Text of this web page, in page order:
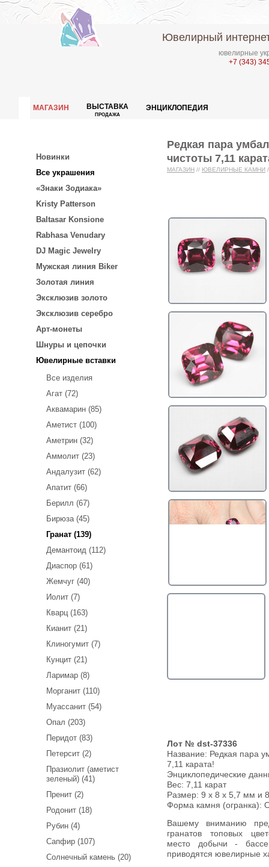
Ювелирный
ювелирные
+7 (343)
МАГАЗИН ВЫСТАВКА
ПРОДАЖА
ЭНЦИКЛОПЕДИЯ
Новинки
Все украшения
«Знаки Зодиака»
Kristy Patterson
Baltasar Konsione
Rabhasa Venudary
DJ Magic Jewelry
Мужская линия Biker
Золотая линия
Эксклюзив золото
Эксклюзив серебро
Арт-монеты
Шнуры и цепочки
Ювелирные вставки
Все изделия
Агат (72)
Аквамарин (85)
Аметист (100)
Аметрин (32)
Аммолит (23)
Андалузит (62)
Апатит (66)
Берилл (67)
Бирюза (45)
Гранат (139)
Демантоид (112)
Диаспор (61)
Жемчуг (40)
Иолит (7)
Кварц (163)
Кианит (21)
Клиногумит (7)
Кунцит (21)
Ларимар (8)
Морганит (110)
Муассанит (54)
Опал (203)
Перидот (83)
Петерсит (2)
Празиолит (аметист
зеленый) (41)
Пренит (2)
Родонит (18)
Рубин (4)
Сапфир (107)
Солнечный камень (20)
Редкая пара
чистоты 7,11
МАГАЗИН // ЮВЕЛИРНЫЕ КАМНИ
Лот № dst-37336
Название: Редкая пара
7,11 карата!
Энциклопедические
Вес: 7,11 карат
Размер: 9 х 8 х 5,7 мм и
Форма камня (огранка):
Вашему вниманию предлагается редкая пара умбалитов
гранатов топовых
место добычи -
приводятся ювелирные